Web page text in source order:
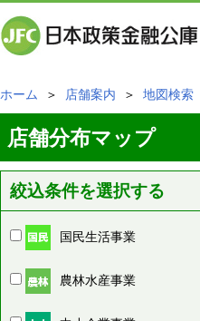
ホーム ＞ 店舗案内 ＞ 地図検索
店舗分布マップ
絞込条件を選択する
国民生活事業
農林水産事業